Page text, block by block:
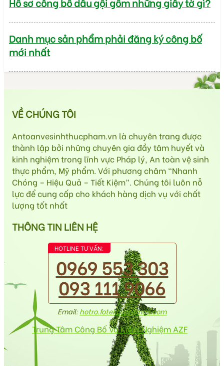
Hồ sơ công bố dầu gội gồm những giấy tờ gì?
Danh mục sản phẩm phải đăng ký công bố
mới nhất
VỀ CHÚNG TÔI
Antoanvesinhthucpham.vn là chuyên trang được
thành lập bởi những chuyên gia đầy tâm huyết và
kinh nghiệm trong lĩnh vực Pháp lý, An toàn vệ sinh
thực phẩm, Mỹ phẩm. Với phương châm “Nhanh
Chóng – Hiệu Quả – Tiết Kiệm”. Chúng tôi luôn nỗ
lực để cung cấp cho khách hàng dịch vụ với chất
lượng tốt nhất
THÔNG TIN LIÊN HỆ
HOTLINE TƯ VẤN:
0969 553 303
093 111 9066
Email:hotro.fotekco@gmail.com
Trung Tâm Công Bố Và Kiểm Nghiệm AZF